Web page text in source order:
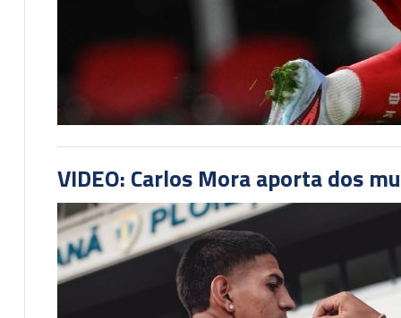
VIDEO: Carlos Mora aporta dos